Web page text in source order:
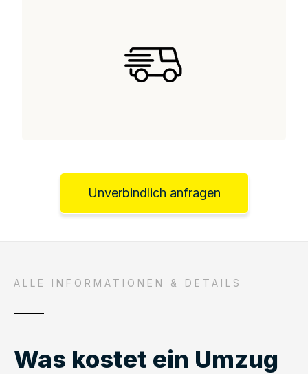
Unverbindlich anfragen
ALLE INFORMATIONEN & DETAILS
Was kostet ein Umzug